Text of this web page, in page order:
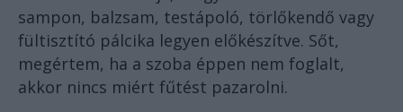
sampon, balzsam, testápoló, törlőkendő vagy
fültisztító pálcika legyen előkészítve. Sőt,
megértem, ha a szoba éppen nem foglalt,
akkor nincs miért fűtést pazarolni.